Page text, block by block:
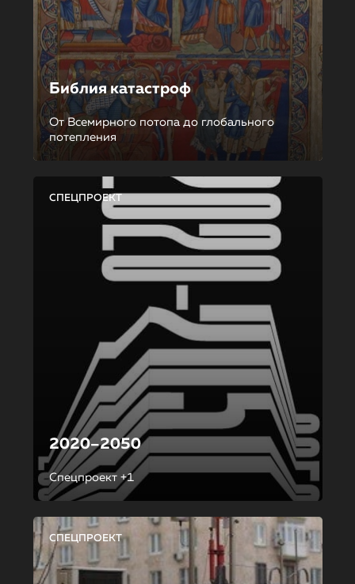
Библия катастроф
От Всемирного потопа до глобального
потепления
СПЕЦПРОЕКТ
2020–2050
Спецпроект +1
СПЕЦПРОЕКТ